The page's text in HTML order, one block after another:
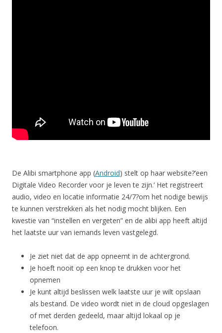
De Alibi smartphone app (Android) stelt op haar website?’een
Digitale Video Recorder voor je leven te zijn.’ Het registreert
audio, video en locatie informatie 24/7?om het nodige bewijs
te kunnen verstrekken als het nodig mocht blijken. Een
kwestie van “instellen en vergeten” en de alibi app heeft altijd
het laatste uur van iemands leven vastgelegd.
Je ziet niet dat de app opneemt in de achtergrond.
Je hoeft nooit op een knop te drukken voor het
opnemen
Je kunt altijd beslissen welk laatste uur je wilt opslaan
als bestand. De video wordt niet in de cloud opgeslagen
of met derden gedeeld, maar altijd lokaal op je
telefoon.